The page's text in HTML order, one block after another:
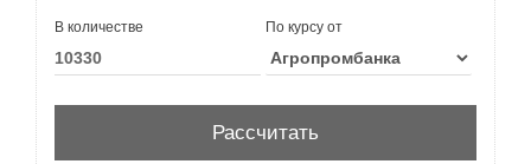
В количестве По курсу от